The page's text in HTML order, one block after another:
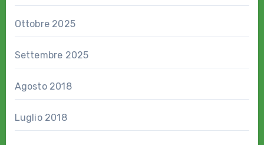
Ottobre 2025
Settembre 2025
Agosto 2018
Luglio 2018